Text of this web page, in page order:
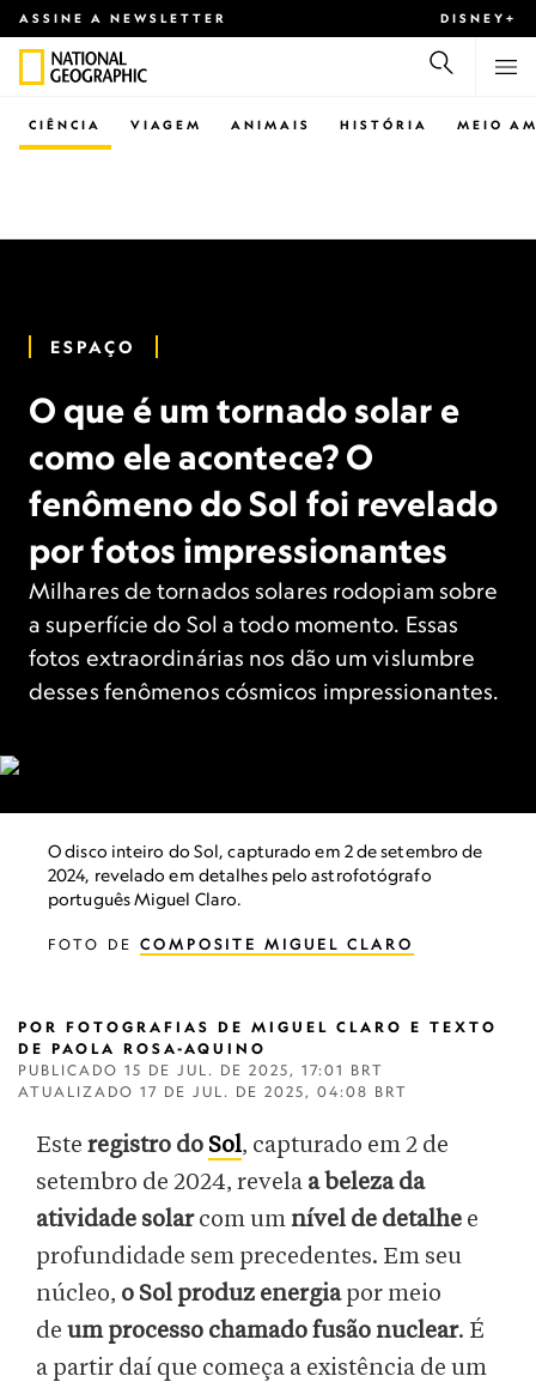
ASSINE A NEWSLETTER DISNEY+
CIÊNCIA VIAGEM ANIMAIS HISTÓRIA MEIO
ESPAÇO
O que é um tornado solar e
como ele acontece? O
fenômeno do Sol foi revelado
por fotos impressionantes
Milhares de tornados solares rodopiam sobre
a superfície do Sol a todo momento. Essas
fotos extraordinárias nos dão um vislumbre
desses fenômenos cósmicos impressionantes.
O disco inteiro do Sol, capturado em 2 de setembro de
2024, revelado em detalhes pelo astrofotógrafo
português Miguel Claro.
FOTO DE COMPOSITE MIGUEL CLARO
POR FOTOGRAFIAS DE MIGUEL CLARO E TEXTO
DE PAOLA ROSA-AQUINO
PUBLICADO 15 DE JUL. DE 2025, 17:01 BRT
ATUALIZADO 17 DE JUL. DE 2025, 04:08 BRT
Este registro do Sol, capturado em 2 de
setembro de 2024, revela a beleza da
atividade solarcom um nível de detalhe e
profundidade sem precedentes. Em seu
núcleo, o Sol produz energiapor meio
de um processo chamado fusão nuclear. É
a partir daí que começa a existência de um